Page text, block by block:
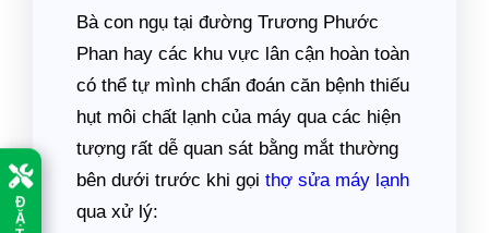
Đ
Ặ
Bà con ngụ tại đường Trương Phước
Phan hay các khu vực lân cận hoàn toàn
có thể tự mình chẩn đoán căn bệnh thiếu
hụt môi chất lạnh của máy qua các hiện
tượng rất dễ quan sát bằng mắt thường
bên dưới trước khi gọi thợ sửa máy lạnh
qua xử lý: